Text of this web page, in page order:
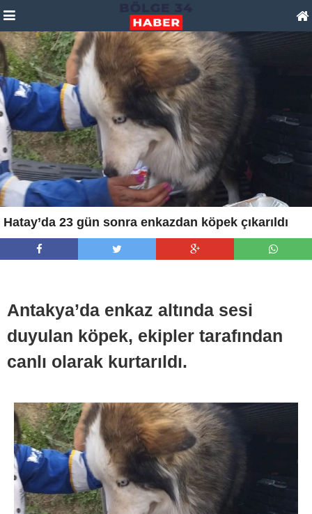
Hatay’da 23 gün sonra enkazdan köpek çıkarıldı
Antakya’da enkaz altında sesi
duyulan köpek, ekipler tarafından
canlı olarak kurtarıldı.